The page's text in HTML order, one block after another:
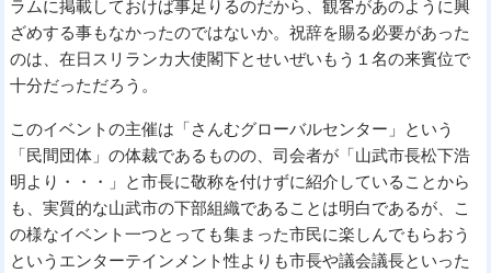
ラムに掲載しておけば事足りるのだから、観客があのように興
ざめする事もなかったのではないか。祝辞を賜る必要があった
のは、在日スリランカ大使閣下とせいぜいもう１名の来賓位で
十分だっただろう。
このイベントの主催は「さんむグローバルセンター」という
「民間団体」の体裁であるものの、司会者が「山武市長松下浩
明より・・・」と市長に敬称を付けずに紹介していることから
も、実質的な山武市の下部組織であることは明白であるが、こ
の様なイベント一つとっても集まった市民に楽しんでもらおう
というエンターテインメント性よりも市長や議会議長といった